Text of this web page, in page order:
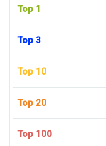
Top 1
Top 3
Top 10
Top 20
Top 100